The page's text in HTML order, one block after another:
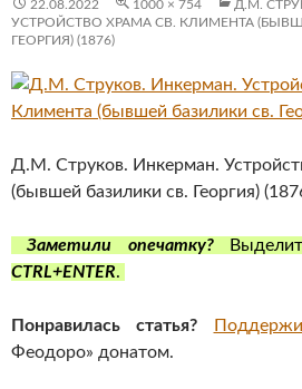
22.08.2022 1000 × 754
Д.М.
УСТРОЙСТВО ХРАМА СВ. КЛИМЕНТА
ГЕОРГИЯ) (1876)
Д.М. Струков. Инкерман.
(бывшей базилики св. Георгия)
Заметили опечатку?
CTRL+ENTER.
Понравилась статья?
Феодоро» донатом.